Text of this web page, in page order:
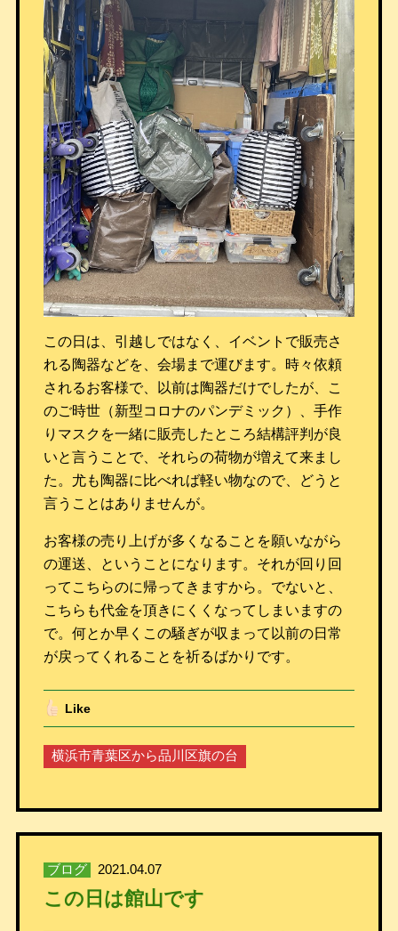
この日は、引越しではなく、イベントで販売さ
れる陶器などを、会場まで運びます。時々依頼
されるお客様で、以前は陶器だけでしたが、こ
のご時世（新型コロナのパンデミック）、手作
りマスクを一緒に販売したところ結構評判が良
いと言うことで、それらの荷物が増えて来まし
た。尤も陶器に比べれば軽い物なので、どうと
言うことはありませんが。
お客様の売り上げが多くなることを願いながら
の運送、ということになります。それが回り回
ってこちらのに帰ってきますから。でないと、
こちらも代金を頂きにくくなってしまいますの
で。何とか早くこの騒ぎが収まって以前の日常
が戻ってくれることを祈るばかりです。
Like
横浜市青葉区から品川区旗の台
ブログ 2021.04.07
この日は館山です